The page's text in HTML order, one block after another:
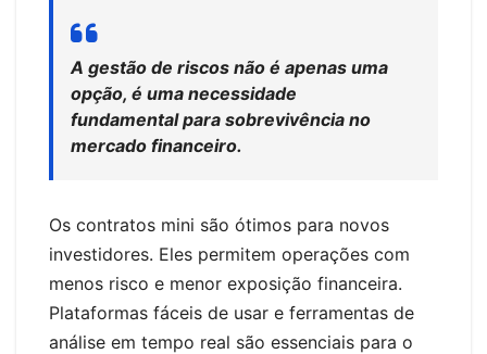
A gestão de riscos não é apenas uma
opção, é uma necessidade
fundamental para sobrevivência no
mercado financeiro.
Os contratos mini são ótimos para novos
investidores. Eles permitem operações com
menos risco e menor exposição financeira.
Plataformas fáceis de usar e ferramentas de
análise em tempo real são essenciais para o